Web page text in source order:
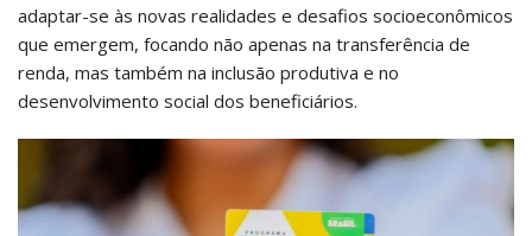
adaptar-se às novas realidades e desafios socioeconômicos
que emergem, focando não apenas na transferência de
renda, mas também na inclusão produtiva e no
desenvolvimento social dos beneficiários.